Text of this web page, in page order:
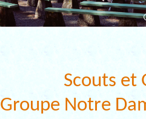
Scouts et
Groupe Notre